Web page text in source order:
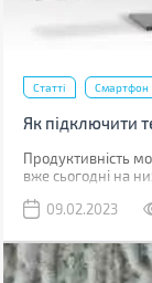
Статті Смартфон
Як підключити
Продуктивність
вже сьогодні на
09.02.2023